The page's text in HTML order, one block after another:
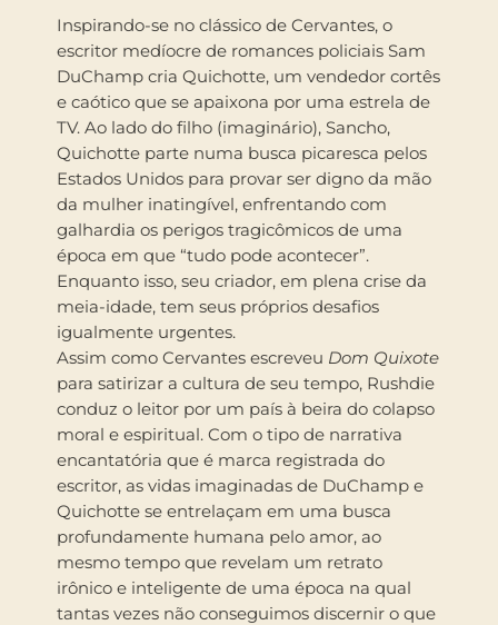
Inspirando-se no clássico de Cervantes, o
escritor medíocre de romances policiais Sam
DuChamp cria Quichotte, um vendedor cortês
e caótico que se apaixona por uma estrela de
TV. Ao lado do filho (imaginário), Sancho,
Quichotte parte numa busca picaresca pelos
Estados Unidos para provar ser digno da mão
da mulher inatingível, enfrentando com
galhardia os perigos tragicômicos de uma
época em que “tudo pode acontecer”.
Enquanto isso, seu criador, em plena crise da
meia-idade, tem seus próprios desafios
igualmente urgentes.
Assim como Cervantes escreveu Dom Quixote
para satirizar a cultura de seu tempo, Rushdie
conduz o leitor por um país à beira do colapso
moral e espiritual. Com o tipo de narrativa
encantatória que é marca registrada do
escritor, as vidas imaginadas de DuChamp e
Quichotte se entrelaçam em uma busca
profundamente humana pelo amor, ao
mesmo tempo que revelam um retrato
irônico e inteligente de uma época na qual
tantas vezes não conseguimos discernir o que